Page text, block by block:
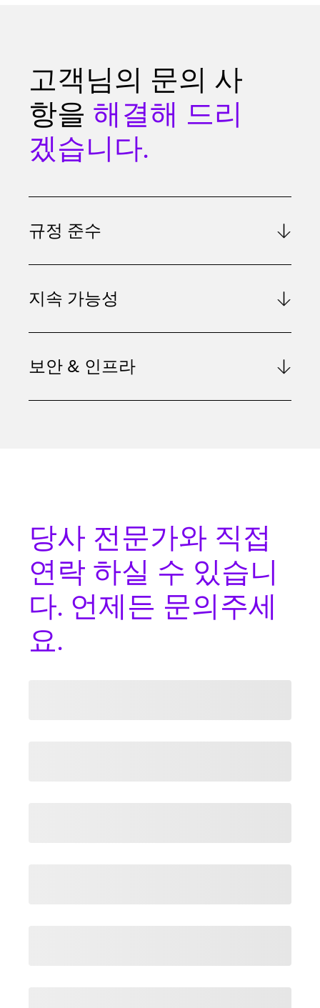
고객님의 문의 사
항을 해결해 드리
겠습니다.
규정 준수
지속 가능성
보안 & 인프라
당사 전문가와 직접
연락 하실 수 있습니
다. 언제든 문의주세
요.